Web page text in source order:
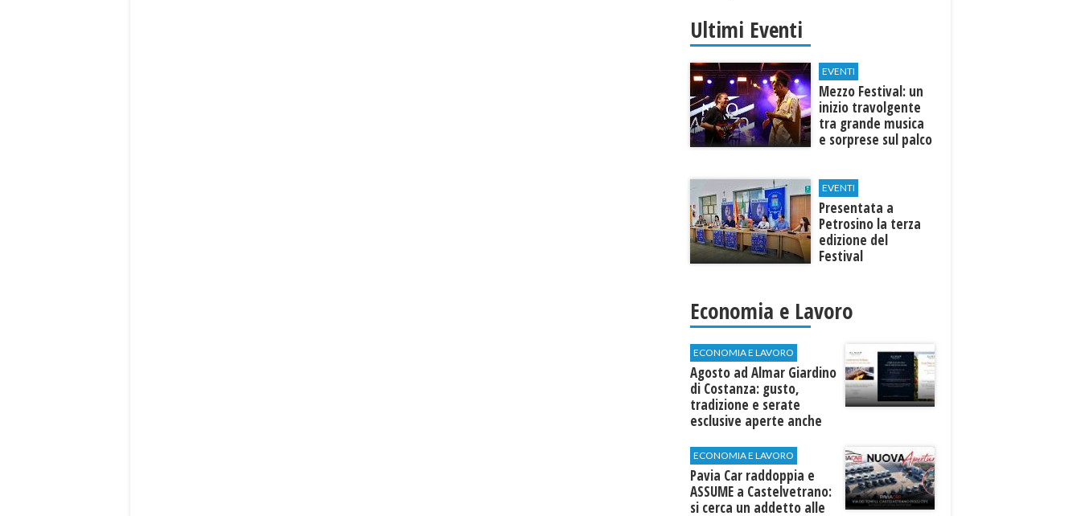
Ultimi Eventi
EVENTI
Mezzo Festival: un
inizio travolgente
tra grande musica
e sorprese sul palco
EVENTI
Presentata a
Petrosino la terza
edizione del
Festival
"Voci dal
Mediterraneo"
Economia e Lavoro
ECONOMIA E LAVORO
Agosto ad Almar Giardino
di Costanza: gusto,
tradizione e serate
esclusive aperte anche
ECONOMIA E LAVORO
Pavia Car raddoppia e
ASSUME a Castelvetrano:
si cerca un addetto alle